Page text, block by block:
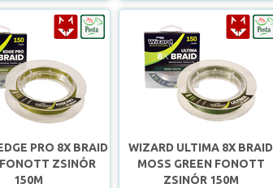
PRO 8X BRAID
ZSINÓR
150M
WIZARD ULTIMA 8X BRAID
MOSS GREEN FONOTT
ZSINÓR 150M